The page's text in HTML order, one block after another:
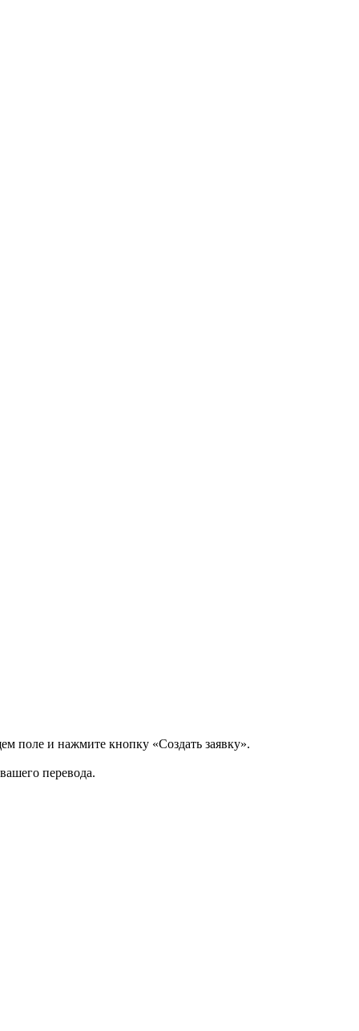
поле и нажмите кнопку «Создать заявку».
перевода.